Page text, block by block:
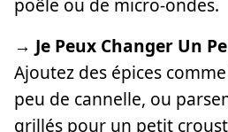
poêle ou de micro-ondes.
→ Je Peux Changer Un
Ajoutez des épices
peu de cannelle, ou
grillés pour un petit